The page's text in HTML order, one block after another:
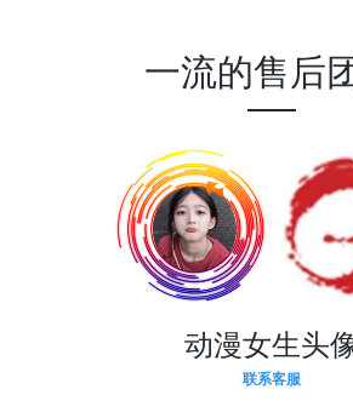
一流的售后
动漫女生头
联系客服